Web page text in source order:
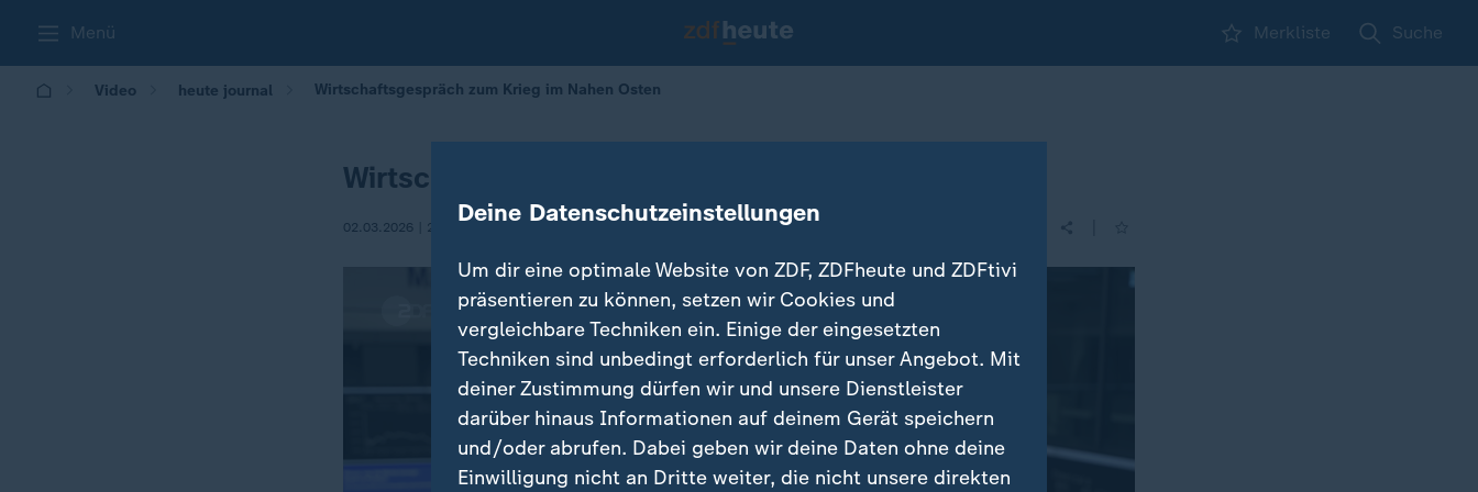
Menü Merkliste Suche
Video heute journal Wirtschaftsgespräch zum Krieg im Nahen Osten
Wirtschaftsgespräch zum Krieg im Nahen Osten
02.03.2026 | 21:45 Deine Datenschutzeinstellungen
Um dir eine optimale Website von ZDF, ZDFheute und ZDFtivi
präsentieren zu können, setzen wir Cookies und
vergleichbare Techniken ein. Einige der eingesetzten
Techniken sind unbedingt erforderlich für unser Angebot. Mit
deiner Zustimmung dürfen wir und unsere Dienstleister
darüber hinaus Informationen auf deinem Gerät speichern
und/oder abrufen. Dabei geben wir deine Daten ohne deine
Einwilligung nicht an Dritte weiter, die nicht unsere direkten